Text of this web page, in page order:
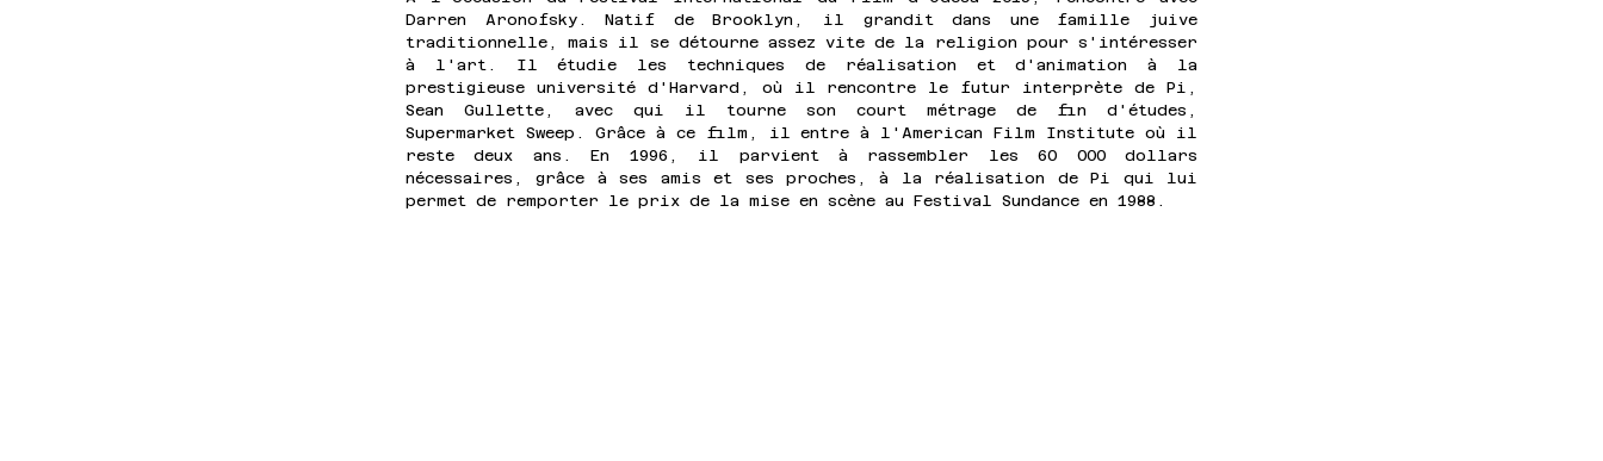
Darren Aronofsky. Natif de Brooklyn, il grandit dans une famille juive
traditionnelle, mais il se détourne assez vite de la religion pour s'intéresser
à l'art. Il étudie les techniques de réalisation et d'animation à la
prestigieuse université d'Harvard, où il rencontre le futur interprète de Pi,
Sean Gullette, avec qui il tourne son court métrage de fin d'études,
Supermarket Sweep. Grâce à ce film, il entre à l'American Film Institute où il
reste deux ans. En 1996, il parvient à rassembler les 60 000 dollars
nécessaires, grâce à ses amis et ses proches, à la réalisation de Pi qui lui
permet de remporter le prix de la mise en scène au Festival Sundance en 1988.